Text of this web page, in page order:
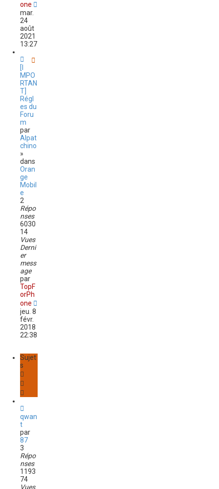
one
mar.
24
août
2021
13:27
[I
MPO
RTAN
T]
Régl
es du
Foru
m
par
Alpat
chino
»
dans
Oran
ge
Mobil
e
2
Répo
nses
6030
14
Vues
Derni
er
mess
age
par
TopF
orPh
one
jeu. 8
févr.
2018
22:38
Sujet
s
qwan
t
par
87
3
Répo
nses
1193
74
Vues